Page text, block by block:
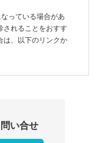
っている場合があ
されることをおすす
は、以下のリンクか
い合せ